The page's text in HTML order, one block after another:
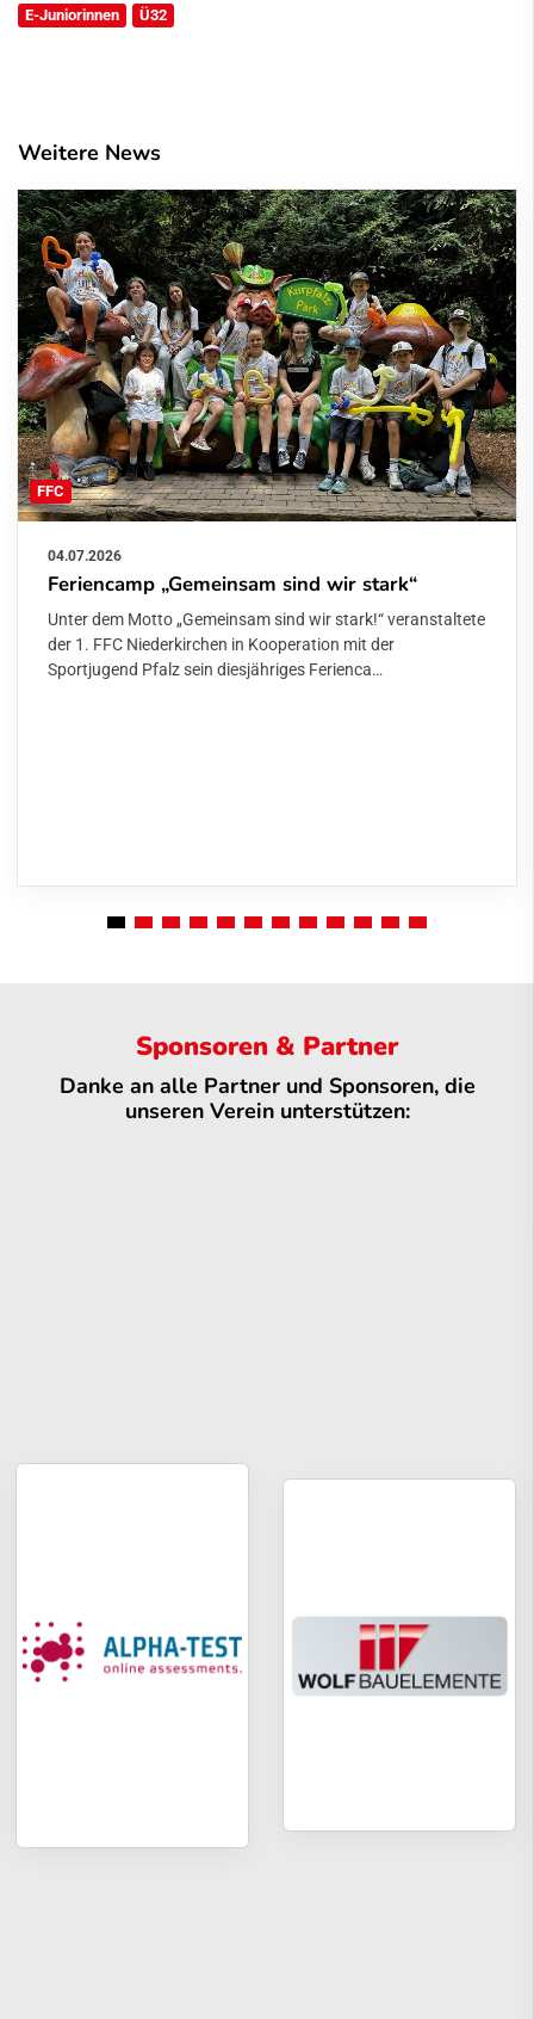
E-Juniorinnen Ü32
Weitere News
FFC
04.07.2026
Feriencamp „Gemeinsam sind wir stark“
Unter dem Motto „Gemeinsam sind wir stark!“ veranstaltete
der 1. FFC Niederkirchen in Kooperation mit der
Sportjugend Pfalz sein diesjähriges Ferienca…
Sponsoren & Partner
Danke an alle Partner und Sponsoren, die
unseren Verein unterstützen: